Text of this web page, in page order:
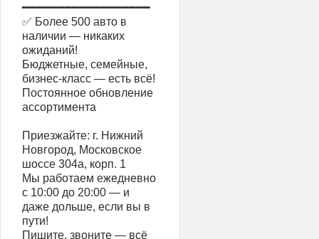
━━━━━━━━━━━━━━━━━━
✅ Более 500 авто в
наличии — никаких
ожиданий!
Бюджетные, семейные,
бизнес-класс — есть всё!
Постоянное обновление
ассортимента
Приезжайте: г. Нижний
Новгород, Московское
шоссе 304а, корп. 1
Мы работаем ежедневно
с 10:00 до 20:00 — и
даже дольше, если вы в
пути!
Пишите, звоните — всё